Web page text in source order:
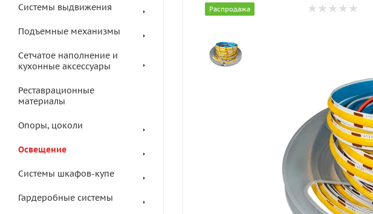
Системы выдвижения
Подъемные механизмы
Сетчатое наполнение и
кухонные аксессуары
Реставрационные
материалы
Опоры, цоколи
Освещение
Системы шкафов-купе
Гардеробные системы
Распродажа